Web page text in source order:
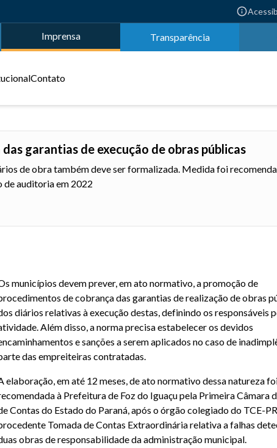
Imprensa Transparência
Contato
garantias de execução de obras públicas
de obra também deve ser formalizada. Medida foi
de auditoria em 2022
municípios devem prever, em ato normativo, a promoção de
de cobrança das garantias de realização de obras
diários relativas à execução destas, definindo os responsáveis
Além disso, a norma precisa estabelecer os devidos
e sanções a serem aplicados no caso de
das empreiteiras contratadas.
elaboração, em até 12 meses, de ato normativo dessa natureza
à Prefeitura de Foz do Iguaçu pela Primeira Câmara
Contas do Estado do Paraná, após o órgão colegiado do TCE-
Tomada de Contas Extraordinária relativa a falhas
obras de responsabilidade da administração municipal.